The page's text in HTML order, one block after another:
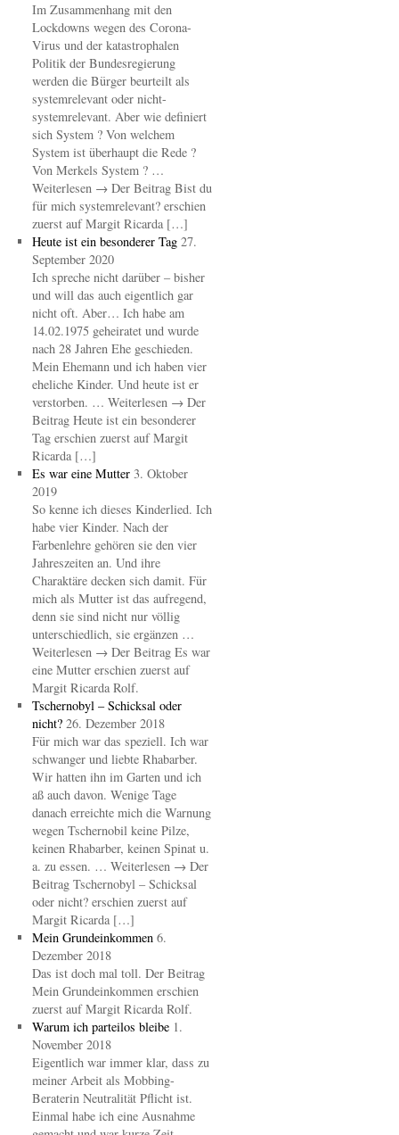
Im Zusammenhang mit den
Lockdowns wegen des Corona-
Virus und der katastrophalen
Politik der Bundesregierung
werden die Bürger beurteilt als
systemrelevant oder nicht-
systemrelevant. Aber wie definiert
sich System ? Von welchem
System ist überhaupt die Rede ?
Von Merkels System ? …
Weiterlesen → Der Beitrag Bist du
für mich systemrelevant? erschien
zuerst auf Margit Ricarda […]
Heute ist ein besonderer Tag 27.
September 2020
Ich spreche nicht darüber – bisher
und will das auch eigentlich gar
nicht oft. Aber… Ich habe am
14.02.1975 geheiratet und wurde
nach 28 Jahren Ehe geschieden.
Mein Ehemann und ich haben vier
eheliche Kinder. Und heute ist er
verstorben. … Weiterlesen → Der
Beitrag Heute ist ein besonderer
Tag erschien zuerst auf Margit
Ricarda […]
Es war eine Mutter 3. Oktober
2019
So kenne ich dieses Kinderlied. Ich
habe vier Kinder. Nach der
Farbenlehre gehören sie den vier
Jahreszeiten an. Und ihre
Charaktäre decken sich damit. Für
mich als Mutter ist das aufregend,
denn sie sind nicht nur völlig
unterschiedlich, sie ergänzen …
Weiterlesen → Der Beitrag Es war
eine Mutter erschien zuerst auf
Margit Ricarda Rolf.
Tschernobyl – Schicksal oder
nicht? 26. Dezember 2018
Für mich war das speziell. Ich war
schwanger und liebte Rhabarber.
Wir hatten ihn im Garten und ich
aß auch davon. Wenige Tage
danach erreichte mich die Warnung
wegen Tschernobil keine Pilze,
keinen Rhabarber, keinen Spinat u.
a. zu essen. … Weiterlesen → Der
Beitrag Tschernobyl – Schicksal
oder nicht? erschien zuerst auf
Margit Ricarda […]
Mein Grundeinkommen 6.
Dezember 2018
Das ist doch mal toll. Der Beitrag
Mein Grundeinkommen erschien
zuerst auf Margit Ricarda Rolf.
Warum ich parteilos bleibe 1.
November 2018
Eigentlich war immer klar, dass zu
meiner Arbeit als Mobbing-
Beraterin Neutralität Pflicht ist.
Einmal habe ich eine Ausnahme